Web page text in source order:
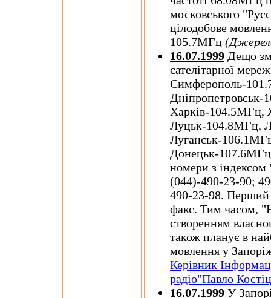
московського
цілодобове
105.7МГц
16.07.1999 Дещо
сателітарної
Симферополь-
Харків-104.5МГц,
Луцьк-104.8МГц,
Луганськ-
Донецьк-
номери з індексом
(044)-490-23-90;
490-23-98. Перший
факс. Тим часом,
створенням
також планує в
мовлення у
Керівник
радіо"Павло
16.07.1999 У